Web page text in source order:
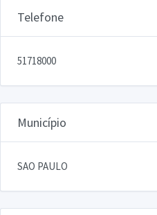
Telefone
51718000
Município
SAO PAULO